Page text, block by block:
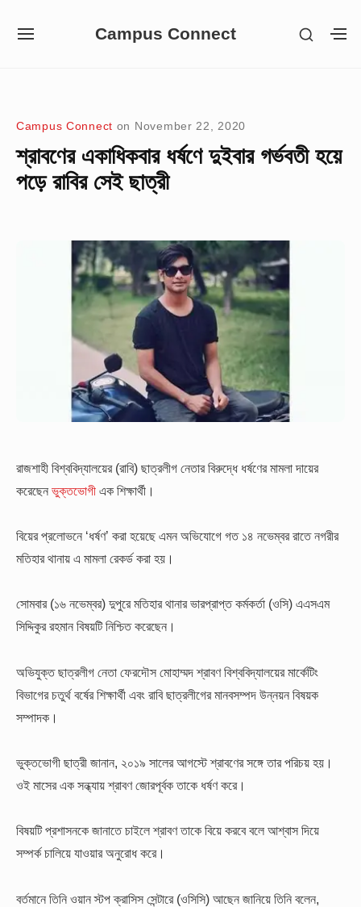
Campus Connect
SITE
SHOW
Campus Connect on November 22, 2020
শ্রাবণের একাধিকবার ধর্ষণে দুইবার গর্ভবতী হয়ে
পড়ে রাবির সেই ছাত্রী
রাজশাহী বিশ্ববিদ্যালয়ের (রাবি) ছাত্রলীগ নেতার বিরুদ্ধে ধর্ষণের মামলা দায়ের
করেছেন ভুক্তভোগী এক শিক্ষার্থী।
বিয়ের প্রলোভনে ‘ধর্ষণ’ করা হয়েছে এমন অভিযোগে গত ১৪ নভেম্বর রাতে নগরীর
মতিহার থানায় এ মামলা রেকর্ড করা হয়।
সোমবার (১৬ নভেম্বর) দুপুরে মতিহার থানার ভারপ্রাপ্ত কর্মকর্তা (ওসি) এএসএম
সিদ্দিকুর রহমান বিষয়টি নিশ্চিত করেছেন।
অভিযুক্ত ছাত্রলীগ নেতা ফেরদৌস মোহাম্মদ শ্রাবণ বিশ্ববিদ্যালয়ের মার্কেটিং
বিভাগের চতুর্থ বর্ষের শিক্ষার্থী এবং রাবি ছাত্রলীগের মানবসম্পদ উন্নয়ন বিষয়ক
সম্পাদক।
ভুক্তভোগী ছাত্রী জানান, ২০১৯ সালের আগস্টে শ্রাবণের সঙ্গে তার পরিচয় হয়।
ওই মাসের এক সন্ধ্যায় শ্রাবণ জোরপূর্বক তাকে ধর্ষণ করে।
বিষয়টি প্রশাসনকে জানাতে চাইলে শ্রাবণ তাকে বিয়ে করবে বলে আশ্বাস দিয়ে
সম্পর্ক চালিয়ে যাওয়ার অনুরোধ করে।
বর্তমানে তিনি ওয়ান স্টপ ক্রাসিস সেন্টারে (ওসিসি) আছেন জানিয়ে তিনি বলেন,